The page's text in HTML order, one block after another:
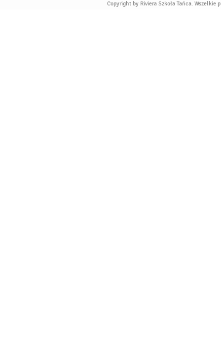
Copyright by Riviera Szkoła Tańca. Wszelkie